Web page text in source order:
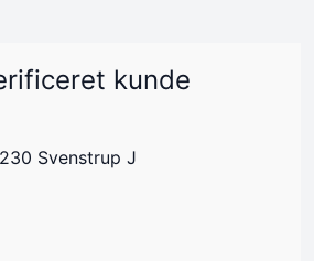
kunde
Svenstrup J